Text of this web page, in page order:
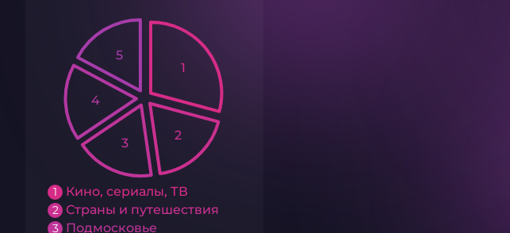
1 Кино, сериалы, ТВ
2 Страны и путешествия
3 Подмосковье
1
2
3
4
5